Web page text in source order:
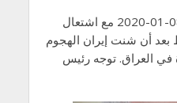
انخفضت الاسهم الاسيوية 08-01-2020 مع اشتعال
أن شنت إيران الهجوم
في العراق. توجه رئيس